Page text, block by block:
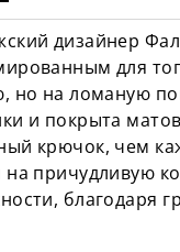
дизайнер
для
но на ломаную
и покрыта
крючок, чем
на причудливую
благодаря